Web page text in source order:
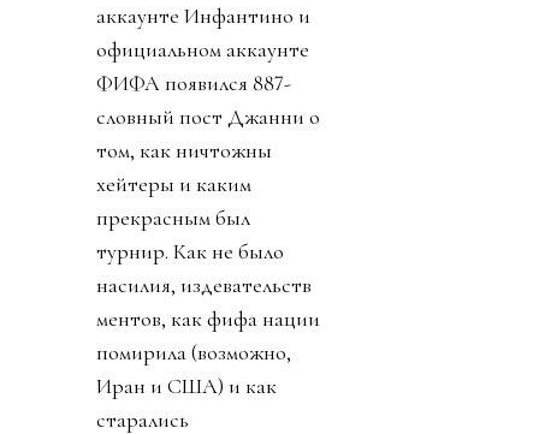
аккаунте Инфантино и
официальном аккаунте
ФИФА появился 887-
словный пост Джанни о
том, как ничтожны
хейтеры и каким
прекрасным был
турнир. Как не было
насилия, издевательств
ментов, как фифа нации
помирила (возможно,
Иран и США) и как
старались